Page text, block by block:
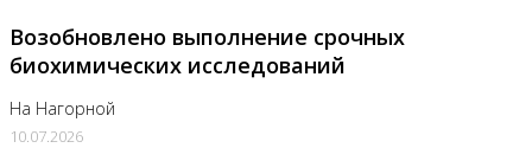
Возобновлено выполнение срочных
биохимических исследований
На Нагорной
10.07.2026